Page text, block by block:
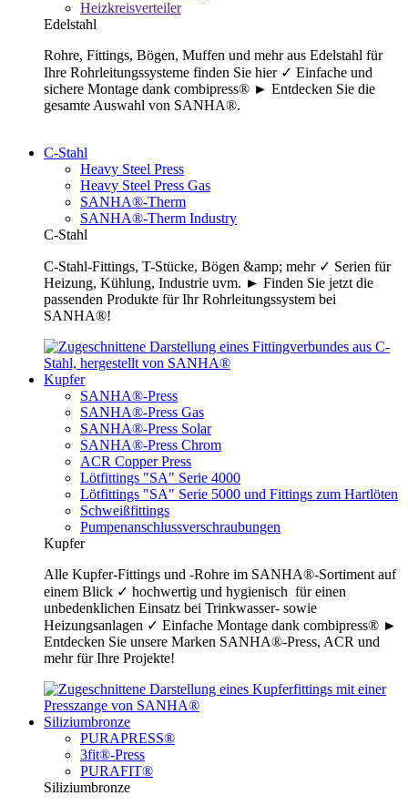
Heizkreisverteiler
Edelstahl
Rohre, Fittings, Bögen, Muffen und mehr aus Edelstahl für
Ihre Rohrleitungssysteme finden Sie hier ✓ Einfache und
sichere Montage dank combipress® ► Entdecken Sie die
gesamte Auswahl von SANHA®.
C-Stahl
Heavy Steel Press
Heavy Steel Press Gas
SANHA®-Therm
SANHA®-Therm Industry
C-Stahl
C-Stahl-Fittings, T-Stücke, Bögen &amp; mehr ✓ Serien für
Heizung, Kühlung, Industrie uvm. ► Finden Sie jetzt die
passenden Produkte für Ihr Rohrleitungssystem bei
SANHA®!
Kupfer
SANHA®-Press
SANHA®-Press Gas
SANHA®-Press Solar
SANHA®-Press Chrom
ACR Copper Press
Lötfittings "SA" Serie 4000
Lötfittings "SA" Serie 5000 und Fittings zum Hartlöten
Schweißfittings
Pumpenanschlussverschraubungen
Kupfer
Alle Kupfer-Fittings und -Rohre im SANHA®-Sortiment auf
einem Blick ✓ hochwertig und hygienisch für einen
unbedenklichen Einsatz bei Trinkwasser- sowie
Heizungsanlagen ✓ Einfache Montage dank combipress® ►
Entdecken Sie unsere Marken SANHA®-Press, ACR und
mehr für Ihre Projekte!
Siliziumbronze
PURAPRESS®
3fit®-Press
PURAFIT®
Siliziumbronze